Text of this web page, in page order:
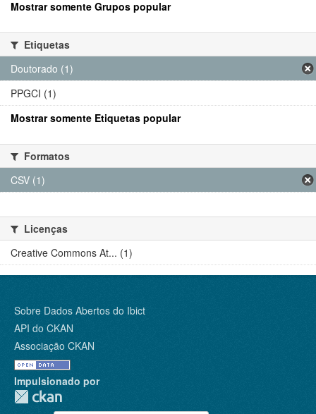
Mostrar somente Grupos popular
Etiquetas
Doutorado (1)
PPGCI (1)
Mostrar somente Etiquetas popular
Formatos
CSV (1)
Licenças
Creative Commons At... (1)
Sobre Dados Abertos do Ibict
API do CKAN
Associação CKAN
Impulsionado por